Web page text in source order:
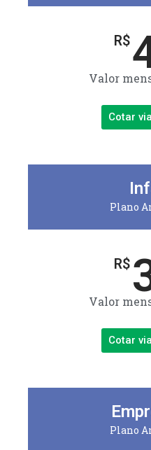
R$
Valor
Cotar
Plano
R$
Valor
Cotar
Plano